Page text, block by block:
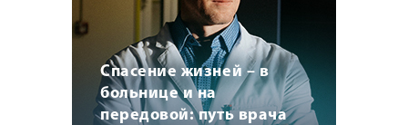
Спасение жизней – в
больнице и на
передовой: путь врача